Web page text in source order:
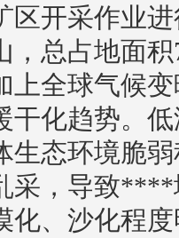
区开采作业
，总占地面
上全球气候
干化趋势。
生态环境脆
采，导致****
化、沙化程